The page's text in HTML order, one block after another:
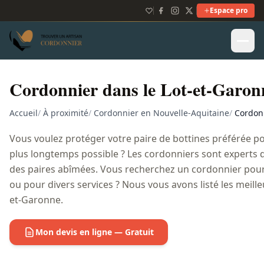
Espace pro
Cordonnier dans le Lot-et-
Accueil/ À proximité/ Cordonnier en Nouvelle-Aquitaine/
Vous voulez protéger votre paire de bottines préférée
plus longtemps possible ? Les cordonniers sont experts
des paires abîmées. Vous recherchez un cordonnier
ou pour divers services ? Nous vous avons listé les
et-Garonne.
Mon devis en ligne — Gratuit